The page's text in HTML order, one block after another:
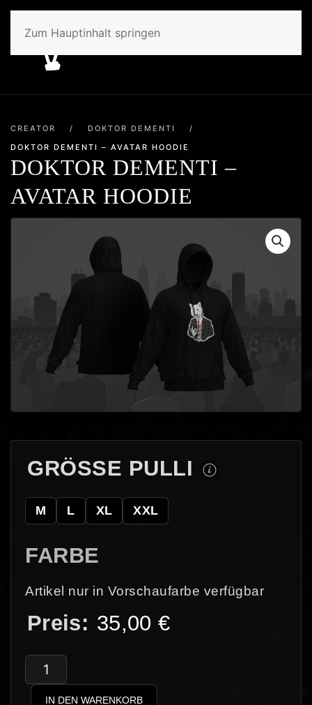
Zum Hauptinhalt springen
CREATOR / DOKTOR DEMENTI
/
DOKTOR DEMENTI – AVATAR HOODIE
DOKTOR DEMENTI –
AVATAR HOODIE
GRÖSSE PULLI
M L XL XXL
FARBE
Artikel nur in Vorschaufarbe verfügbar
35,00 €
Doktor
Dementi
IN DEN WARENKORB